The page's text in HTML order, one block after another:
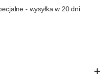
- wysyłka w 20 dni